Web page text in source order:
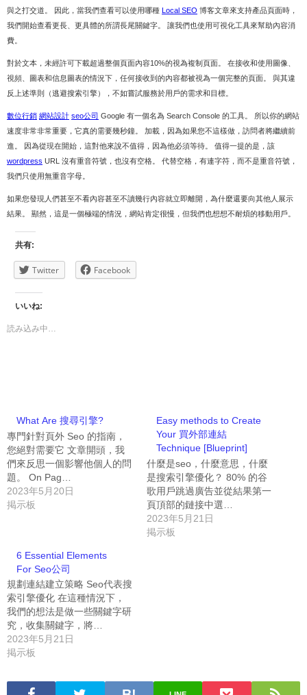
與之打交道。 因此，當我們查看可以使用哪種
Local SEO 博客文章來支持產品頁面時，
我們開始查看更長、更具體的所謂長尾關鍵字。 讓我們也使用可視化工具來幫助內容消
費。
對於文本，未經許可下載超過整個頁面內容10%的視為複制頁面。 在接收和使用圖像、
視頻、圖表和信息圖表的情況下，任何接收到的內容都被視為一個完整的頁面。 與其違
反上述準則（逃避搜索引擎），不如嘗試服務於用戶的需求和目標。
數位行銷 網站設計 seo公司 Google 有一個名為 Search Console 的工具。 所以你的網站
速度非常非常重要，它真的需要幾秒鐘。 加載，因為如果您不這樣做，訪問者將繼續前
進。 因為從現在開始，這對他來說不值得，因為他必須等待。 值得一提的是，該
wordpress URL 沒有重音符號，也沒有空格。 代替空格，有連字符，而不是重音符號，
我們只使用無重音字母。
如果您發現人們甚至不看內容甚至不讀幾行內容就立即離開，為什麼還要向其他人展示
結果。 顯然，這是一個極端的情況，網站肯定很慢，但我們也想想不耐煩的移動用戶。
共有:
Twitter Facebook
いいね:
読み込み中…
What Are 搜尋引擎?
專門針對頁外 Seo 的指南，
您絕對需要它 文章開頭，我
們來反思一個影響他個人的問
題。 On Pag…
2023年5月20日
掲示板
Easy methods to Create
Your 買外部連結
Technique [Blueprint]
什麼是seo，什麼意思，什麼
是搜索引擎優化？ 80% 的谷
歌用戶跳過廣告並從結果第一
頁頂部的鏈接中選…
2023年5月21日
掲示板
6 Essential Elements
For Seo公司
規劃連結建立策略 Seo代表搜
索引擎優化 在這種情況下，
我們的想法是做一些關鍵字研
究，收集關鍵字，將…
2023年5月21日
掲示板